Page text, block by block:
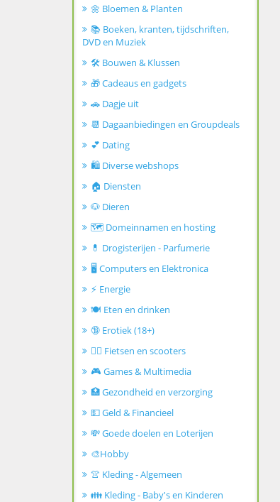
🌼 Bloemen & Planten
📚 Boeken, kranten, tijdschriften,
DVD en Muziek
🛠️ Bouwen & Klussen
🎁 Cadeaus en gadgets
🚗 Dagje uit
📆 Dagaanbiedingen en Groupdeals
💕 Dating
🛍️ Diverse webshops
🏠 Diensten
🐶 Dieren
🗺️ Domeinnamen en hosting
💊 Drogisterijen - Parfumerie
🖥️ Computers en Elektronica
⚡ Energie
🍽️ Eten en drinken
🔞 Erotiek (18+)
🚴‍♂️ Fietsen en scooters
🎮 Games & Multimedia
🏥 Gezondheid en verzorging
💵 Geld & Financieel
💸 Goede doelen en Loterijen
🎨Hobby
👚 Kleding - Algemeen
👪 Kleding - Baby's en Kinderen